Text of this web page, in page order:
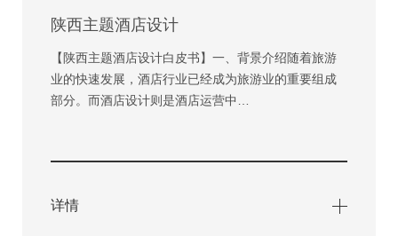
陕西主题酒店设计
【陕西主题酒店设计白皮书】一、背景介绍随着旅游
业的快速发展，酒店行业已经成为旅游业的重要组成
部分。而酒店设计则是酒店运营中…
详情